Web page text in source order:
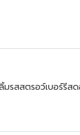
รสสตรอว์เบอร์รีส